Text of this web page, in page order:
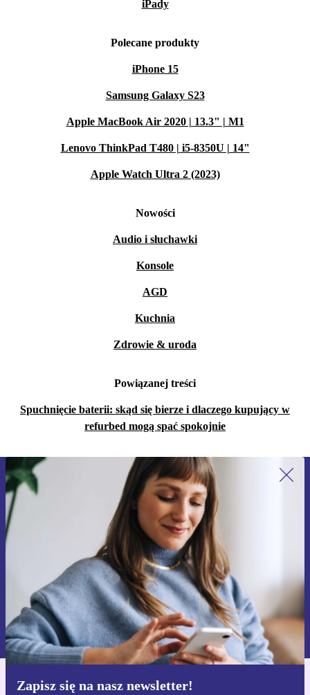
iPady
Polecane produkty
iPhone 15
Samsung Galaxy S23
Apple MacBook Air 2020 | 13.3" | M1
Lenovo ThinkPad T480 | i5-8350U | 14"
Apple Watch Ultra 2 (2023)
Nowości
Audio i słuchawki
Konsole
AGD
Kuchnia
Zdrowie & uroda
Powiązanej treści
Spuchnięcie baterii: skąd się bierze i dlaczego kupujący w
refurbed mogą spać spokojnie
Zapisz się na nasz newsletter!
Zapisz się na nasz newsletter!
Nie przegap żadnej oferty.
Zarejestruj się
Informacje na temat używania danych osobowych znajdują się w
naszej
Polityce prywatności
Pobierz aplikację refurbed